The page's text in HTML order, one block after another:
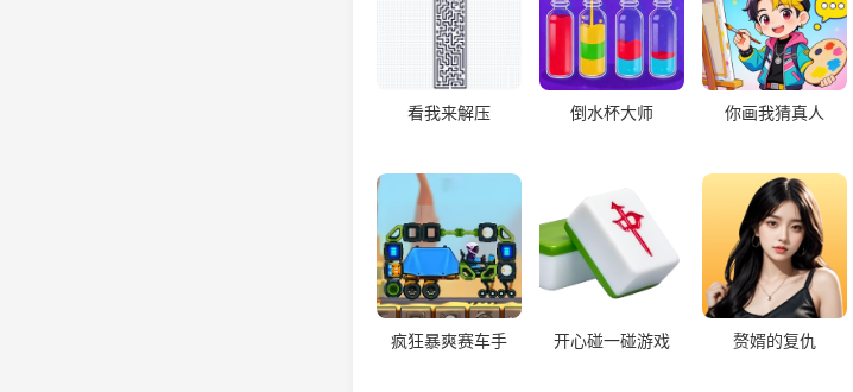
看我来解压 倒水杯大师 你画我猜真人
疯狂暴爽赛车手 开心碰一碰游戏 赘婿的复仇